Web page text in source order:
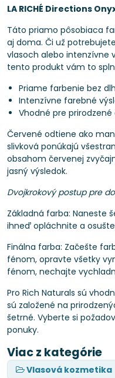
LA RICHÉ Directions
Táto priamo pôsobiaca
aj doma. Či už
vlasoch alebo intenzívne
tento produkt vám to
Priame farbenie bez
Intenzívne farebné
Vhodné pre
Červené odtiene ako
slivková ponúkajú
obsahom červenej
jasný výsledok.
Dvojkrokový postup pre
Základná farba: Naneste
ihneď opláchnite a
Finálna farba: Začešte
fénom, opravte všetky
fénom, nechajte
Pro Rich Naturals sú
sú založené na
šetrné. Vyberte si
ponuky.
Viac z kategórie
Vlasová kozmetika